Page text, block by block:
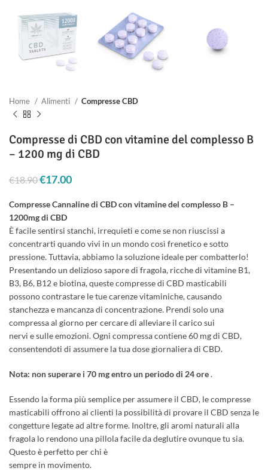
Home Alimenti Compresse CBD
Compresse di CBD con vitamine del complesso B
– 1200 mg di CBD
€18.90Il prezzo originale era: €18.90.
€17.00
Compresse Cannaline di CBD con vitamine del complesso B –
1200mg di CBD
È facile sentirsi stanchi, irrequieti e come se non riuscissi a
concentrarti quando vivi in un mondo così frenetico e sotto
pressione. Tuttavia, abbiamo la soluzione ideale per combatterlo!
Presentando un delizioso sapore di fragola, ricche di vitamine B1,
B3, B6, B12 e biotina, queste compresse di CBD masticabili
possono contrastare le tue carenze vitaminiche, causando
stanchezza e mancanza di concentrazione. Prendi solo una
compressa al giorno per cercare di alleviare il carico sui
nervi e sulle emozioni. Ogni compressa contiene 60 mg di CBD,
consentendoti di assumere la tua dose giornaliera di CBD.
Nota: non superare i 70 mg entro un periodo di 24 ore.
Essendo la forma più semplice per assumere il CBD, le compresse
masticabili offrono ai clienti la possibilità di provare il CBD senza le
congetture legate ad altre forme. Inoltre, gli aromi naturali alla
fragola lo rendono una pillola facile da deglutire ovunque tu sia.
Questo è perfetto per chi è
sempre in movimento.